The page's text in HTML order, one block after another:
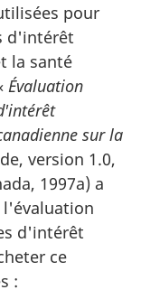
pour
d'intérêt
la santé
Évaluation
sur la
version 1.0,
1997a) a
l'évaluation
d'intérêt
ce
: